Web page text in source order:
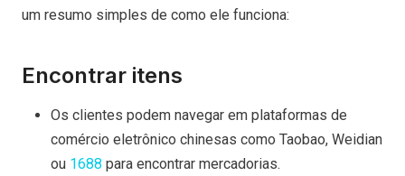
um resumo simples de como ele funciona:
Encontrar itens
Os clientes podem navegar em plataformas de
comércio eletrônico chinesas como Taobao, Weidian
ou 1688 para encontrar mercadorias.